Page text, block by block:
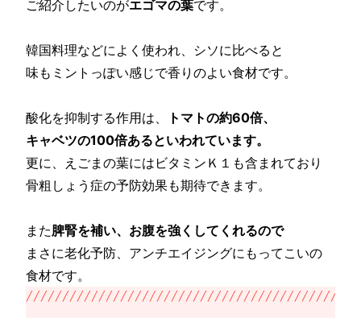
ご紹介したいのがエゴマの葉です。
韓国料理などによく使われ、シソに比べると
味もミントっぽい感じで香りのよい食材です。
酸化を抑制する作用は、
トマトの約60倍、
キャベツの100倍あるといわれています。
更に、えごまの葉にはビタミンＫ１も含まれており
骨粗しょう症の予防効果も期待できます。
また脾腎を補い、お腹を強くしてくれるので
まさに老化予防、アンチエイジングにもってこいの
食材です。